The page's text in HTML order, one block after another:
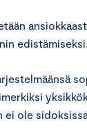
edistämiseksi.
ole